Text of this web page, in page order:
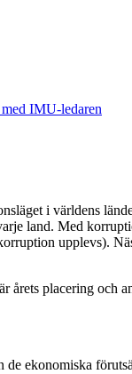
IMU-ledaren
i världens
land. Med
upplevs).
placering
ekonomiska